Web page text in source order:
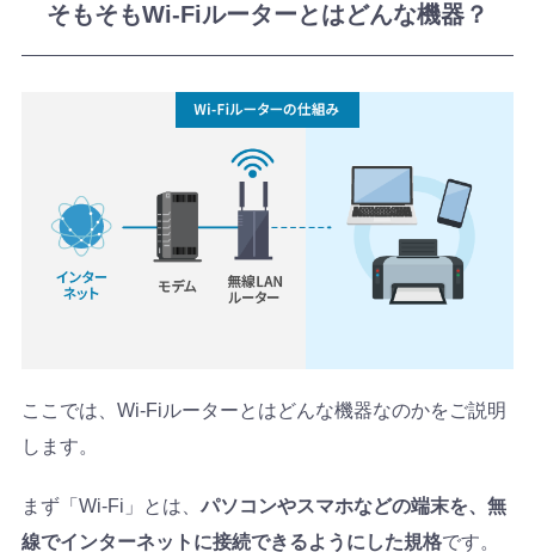
そもそもWi-Fiルーターとはどんな機器？
ここでは、Wi-Fiルーターとはどんな機器なのかをご説明
します。
まず「Wi-Fi」とは、 パソコンやスマホなどの端末を、無
線でインターネットに接続できるようにした規格です。